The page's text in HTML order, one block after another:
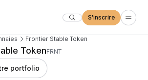
S'inscrire
Frontier Stable Token
TokenFRNT
portfolio